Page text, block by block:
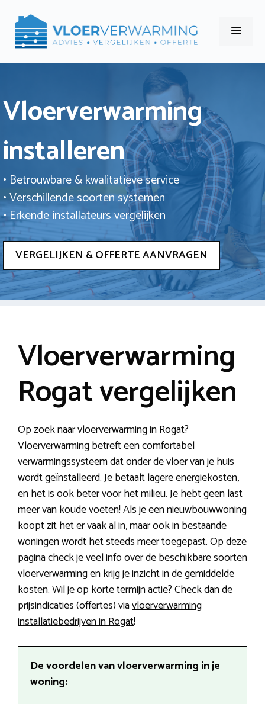
naar
Menu
Vloerverwarming
installeren
• Betrouwbare & kwalitatieve service
• Verschillende soorten systemen
• Erkende installateurs vergelijken
VERGELIJKEN & OFFERTE AANVRAGEN
Vloerverwarming
Rogat vergelijken
Op zoek naar vloerverwarming in Rogat?
Vloerverwarming betreft een comfortabel
verwarmingssysteem dat onder de vloer van je huis
wordt geïnstalleerd. Je betaalt lagere energiekosten,
en het is ook beter voor het milieu. Je hebt geen last
meer van koude voeten! Als je een nieuwbouwwoning
koopt zit het er vaak al in, maar ook in bestaande
woningen wordt het steeds meer toegepast. Op deze
pagina check je veel info over de beschikbare soorten
vloerverwarming en krijg je inzicht in de gemiddelde
kosten. Wil je op korte termijn actie? Check dan de
prijsindicaties (offertes) viavloerverwarming
installatiebedrijven in Rogat!
De voordelen van vloerverwarming in je
woning: